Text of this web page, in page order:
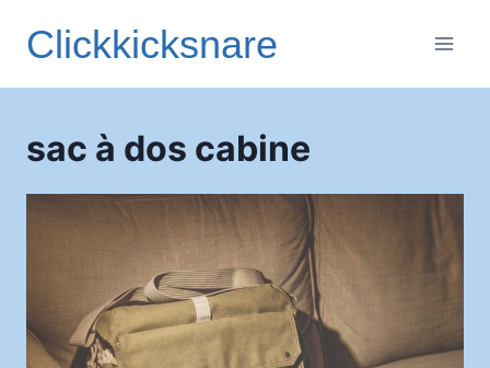
Clickkicksnare
sac à dos cabine